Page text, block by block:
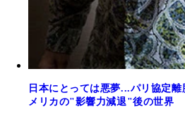
日本にとっては悪夢...パリ協定
メリカの"影響力減退"後の世界